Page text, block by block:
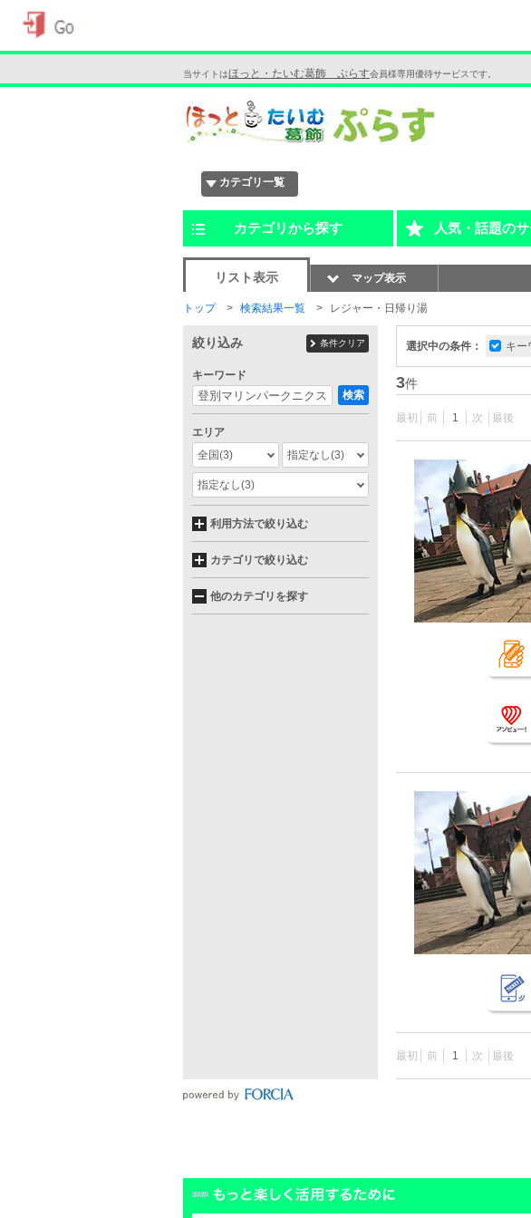
当サイトはほっと・たいむ葛飾 ぷらす会員様専用優待サービスです。
カテゴリ一覧
カテゴリから探す 人気・話題の
リスト表示 マップ表示
トップ 検索結果一覧 レジャー・日帰り湯
選択中の条件： キー
3件
最初 前 1 次 最後
最初 前 1 次 最後
絞り込み 条件クリア
キーワード
検索
エリア
全国(3) 指定なし(3)
指定なし(3)
利用方法で絞り込む
カテゴリで絞り込む
他のカテゴリを探す